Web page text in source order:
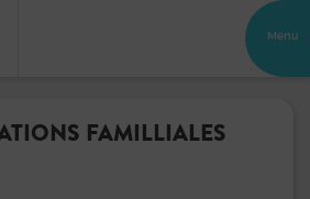
Menu
FAMILLIALES